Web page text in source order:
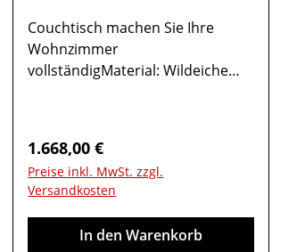
Couchtisch machen Sie Ihre
Wohnzimmer
vollständigMaterial: Wildeiche
Ablage in Glas 1 Tür rechtsMöbel
ist vormontiert (Restmontage
kann erforderlich sein).Farben
können auf verschiedenen
Bildschirmen abweichen. Deko
Regulärer Preis:
1.668,00 €
Preise inkl. MwSt. zzgl.
Versandkosten
In den Warenkorb